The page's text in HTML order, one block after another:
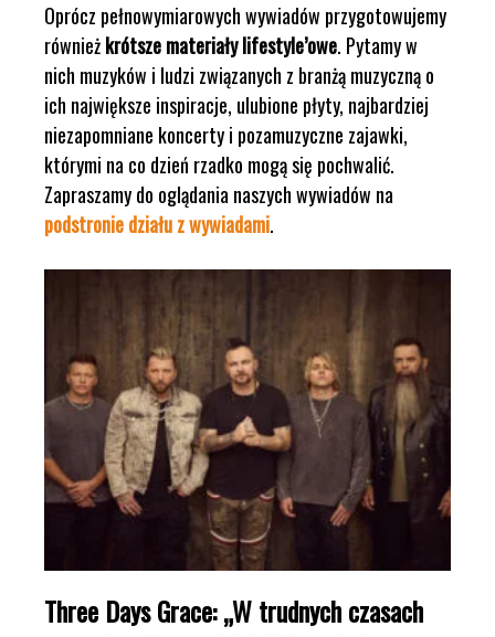
Oprócz pełnowymiarowych wywiadów przygotowujemy
równieżkrótsze materiały lifestyle’owe. Pytamy w
nich muzyków i ludzi związanych z branżą muzyczną o
ich największe inspiracje, ulubione płyty, najbardziej
niezapomniane koncerty i pozamuzyczne zajawki,
którymi na co dzień rzadko mogą się pochwalić.
Zapraszamy do oglądania naszych wywiadów na
podstronie działu z wywiadami.
Three Days Grace: „W trudnych czasach